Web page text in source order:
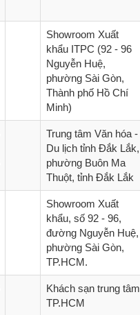
Showroom Xuất
khẩu ITPC (92 - 96
Nguyễn Huệ,
phường Sài Gòn,
Thành phố Hồ Chí
Minh)
Trung tâm Văn hóa -
Du lịch tỉnh Đắk Lắk,
phường Buôn Ma
Thuột, tỉnh Đắk Lắk
Showroom Xuất
khẩu, số 92 - 96,
đường Nguyễn Huệ,
phường Sài Gòn,
TP.HCM.
Khách sạn trung tâm
TP.HCM